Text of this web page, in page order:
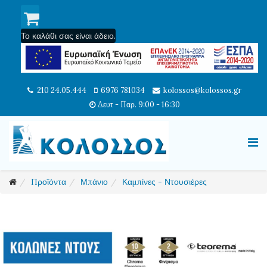
Το καλάθι σας είναι άδειο.
210 24.05.444 6976 781034
kolossos@kolossos.gr
Δευτ - Παρ. 9:00 - 16:30
Προϊόντα Μπάνιο Καμπίνες - Ντουσιέρες